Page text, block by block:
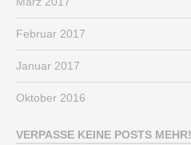
Februar 2017
Januar 2017
Oktober 2016
VERPASSE KEINE POSTS MEHR!